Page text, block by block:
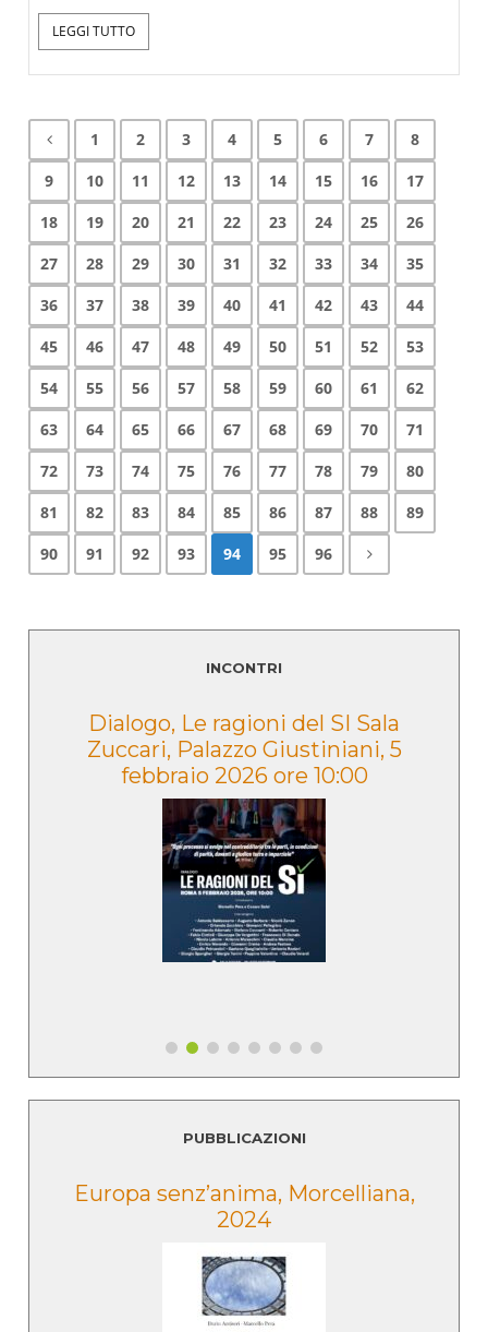
LEGGI TUTTO
1 2 3 4 5 6 7
8
9
10 11 12 13 14 15 16
17
18
19 20 21 22 23 24 25
26
27
28 29 30 31 32 33 34
35
36
37 38 39 40 41 42 43
44
45
46 47 48 49 50 51 52
53
54
55 56 57 58 59 60 61
62
63
64 65 66 67 68 69 70
71
72
73 74 75 76 77 78 79
80
81
82 83 84 85 86 87 88
89
90
91 92 93 94 95 96
INCONTRI
Dialogo, Le ragioni del SI Sala
Zuccari, Palazzo Giustiniani, 5
febbraio 2026 ore 10:00
PUBBLICAZIONI
Europa senz’anima, Morcelliana,
2024